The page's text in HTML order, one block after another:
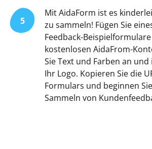
5
Mit AidaForm ist es
zu sammeln! Fügen Sie
Feedback-
kostenlosen AidaFrom-
Sie Text und Farben an
Ihr Logo. Kopieren Sie die
Formulars und beginnen
Sammeln von